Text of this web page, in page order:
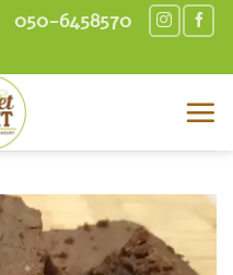
Skip
050-6458570